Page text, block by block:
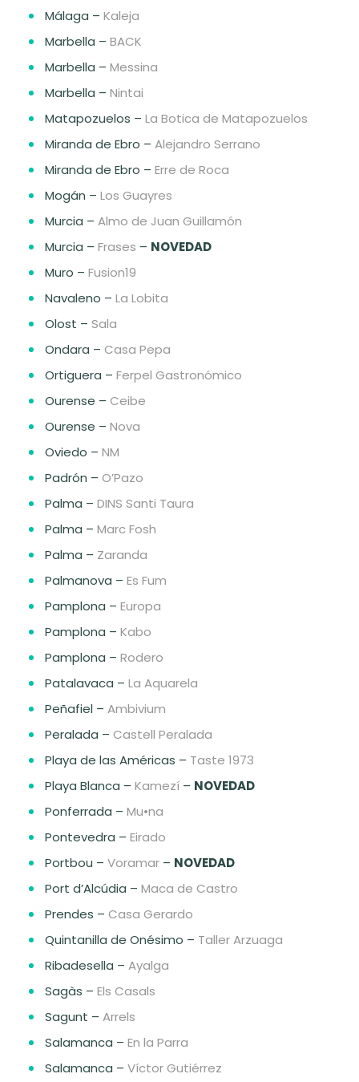
Málaga – Kaleja
Marbella – BACK
Marbella – Messina
Marbella – Nintai
Matapozuelos – La Botica de Matapozuelos
Miranda de Ebro – Alejandro Serrano
Miranda de Ebro – Erre de Roca
Mogán – Los Guayres
Murcia – Almo de Juan Guillamón
Murcia – Frases – NOVEDAD
Muro – Fusion19
Navaleno – La Lobita
Olost – Sala
Ondara – Casa Pepa
Ortiguera – Ferpel Gastronómico
Ourense – Ceibe
Ourense – Nova
Oviedo – NM
Padrón – O’Pazo
Palma – DINS Santi Taura
Palma – Marc Fosh
Palma – Zaranda
Palmanova – Es Fum
Pamplona – Europa
Pamplona – Kabo
Pamplona – Rodero
Patalavaca – La Aquarela
Peñafiel – Ambivium
Peralada – Castell Peralada
Playa de las Américas – Taste 1973
Playa Blanca – Kamezí – NOVEDAD
Ponferrada – Mu•na
Pontevedra – Eirado
Portbou – Voramar – NOVEDAD
Port d’Alcúdia – Maca de Castro
Prendes – Casa Gerardo
Quintanilla de Onésimo – Taller Arzuaga
Ribadesella – Ayalga
Sagàs – Els Casals
Sagunt – Arrels
Salamanca – En la Parra
Salamanca – Víctor Gutiérrez